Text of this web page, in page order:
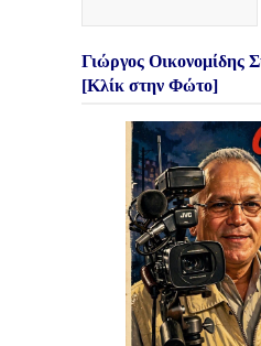
Γιώργος Οικονομίδης
[Κλίκ στην Φώτο]